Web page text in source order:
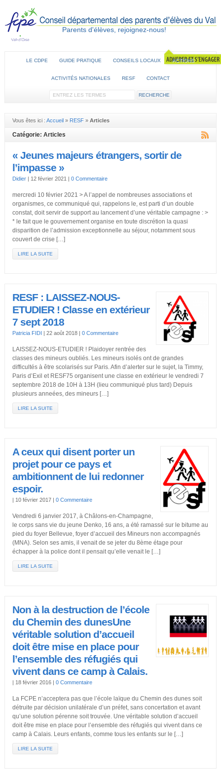
Parents d'élèves, rejoignez-nous!
LE CDPE GUIDE PRATIQUE CONSEILS LOCAUX ACTIONS
ACTIVITÉS NATIONALES RESF CONTACT
Vous êtes ici : Accueil» RESF» Articles
Catégorie: Articles
« Jeunes majeurs étrangers, sortir de
l’impasse »
Didier| 12 février 2021 | 0 Commentaire
mercredi 10 février 2021 > A l’appel de nombreuses associations et
organismes, ce communiqué qui, rappelons le, est parti d’un double
constat, doit servir de support au lancement d’une véritable campagne : >
* le fait que le gouvernement organise en toute discrétion la quasi
disparition de l’admission exceptionnelle au séjour, notamment sous
couvert de crise […]
LIRE LA SUITE
RESF : LAISSEZ-NOUS-
ETUDIER ! Classe en extérieur
7 sept 2018
Patricia FIDI | 22 août 2018 | 0 Commentaire
LAISSEZ-NOUS-ETUDIER ! Plaidoyer rentrée des
classes des mineurs oubliés. Les mineurs isolés ont de grandes
difficultés à être scolarisés sur Paris. Afin d’alerter sur le sujet, la Timmy,
Paris d’Exil et RESF75 organisent une classe en extérieur le vendredi 7
septembre 2018 de 10H à 13H (lieu communiqué plus tard) Depuis
plusieurs anneées, des mineurs […]
LIRE LA SUITE
A ceux qui disent porter un
projet pour ce pays et
ambitionnent de lui redonner
espoir.
| 10 février 2017 | 0 Commentaire
Vendredi 6 janvier 2017, à Châlons-en-Champagne,
le corps sans vie du jeune Denko, 16 ans, a été ramassé sur le bitume au
pied du foyer Bellevue, foyer d’accueil des Mineurs non accompagnés
(MNA). Selon ses amis, il venait de se jeter du 8ème étage pour
échapper à la police dont il pensait qu’elle venait le […]
LIRE LA SUITE
Non à la destruction de l’école
du Chemin des dunesUne
véritable solution d’accueil
doit être mise en place pour
l’ensemble des réfugiés qui
vivent dans ce camp à Calais.
| 18 février 2016 | 0 Commentaire
La FCPE n’acceptera pas que l’école laïque du Chemin des dunes soit
détruite par décision unilatérale d’un préfet, sans concertation et avant
qu’une solution pérenne soit trouvée. Une véritable solution d’accueil
doit être mise en place pour l’ensemble des réfugiés qui vivent dans ce
camp à Calais. Leurs enfants, comme tous les enfants sur le […]
LIRE LA SUITE